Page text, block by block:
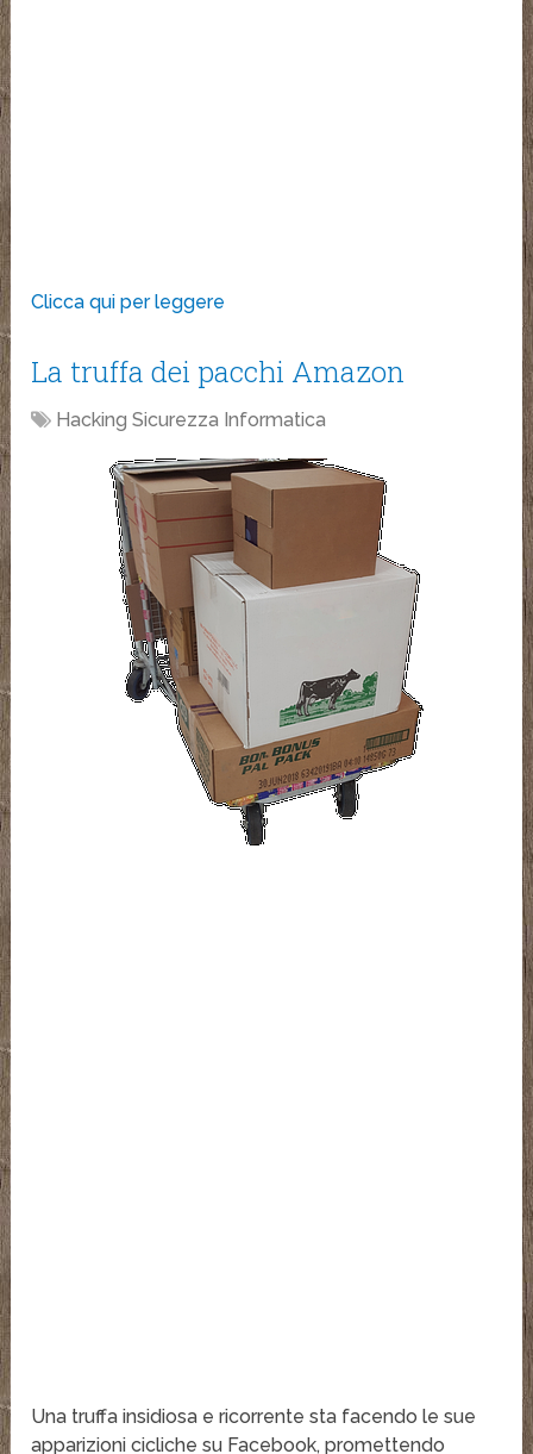
Clicca qui per leggere
La truffa dei pacchi Amazon
Hacking Sicurezza Informatica
Una truffa insidiosa e ricorrente sta facendo le sue
apparizioni cicliche su Facebook, promettendo